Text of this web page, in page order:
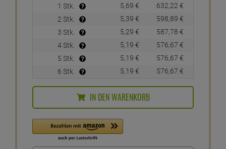
1 Stk. 5,69 € 632,22 €
2 Stk.
5,39 € 598,89 €
3 Stk.
5,29 € 587,78 €
4 Stk.
5,19 € 576,67 €
5 Stk.
5,19 € 576,67 €
6 Stk.
5,19 € 576,67 €
IN DEN WARENKORB